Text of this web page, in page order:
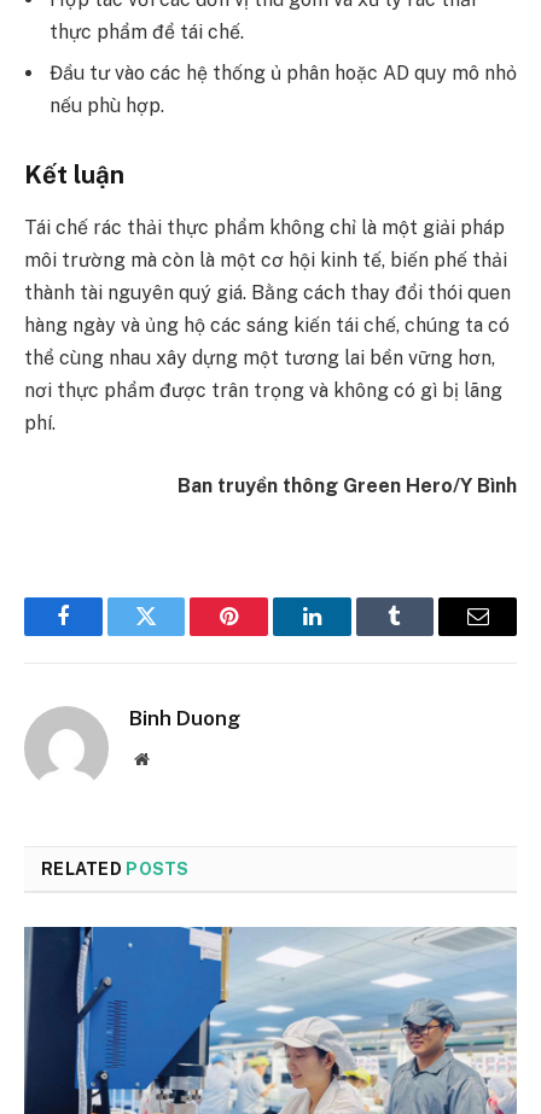
thực phẩm để tái chế.
Đầu tư vào các hệ thống ủ phân hoặc AD quy mô nhỏ
nếu phù hợp.
Kết luận
Tái chế rác thải thực phẩm không chỉ là một giải pháp
môi trường mà còn là một cơ hội kinh tế, biến phế thải
thành tài nguyên quý giá. Bằng cách thay đổi thói quen
hàng ngày và ủng hộ các sáng kiến tái chế, chúng ta có
thể cùng nhau xây dựng một tương lai bền vững hơn,
nơi thực phẩm được trân trọng và không có gì bị lãng
phí.
Ban truyền thông Green Hero/Y Bình
FacebookTwitter Pinterest LinkedInTumblr Email
Binh Duong
Website
RELATED POSTS